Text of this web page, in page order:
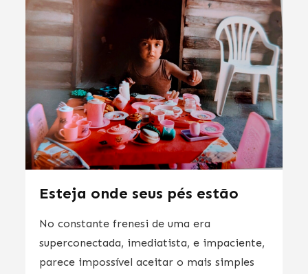
Esteja onde seus pés estão
No constante frenesi de uma era
superconectada, imediatista, e impaciente,
parece impossível aceitar o mais simples